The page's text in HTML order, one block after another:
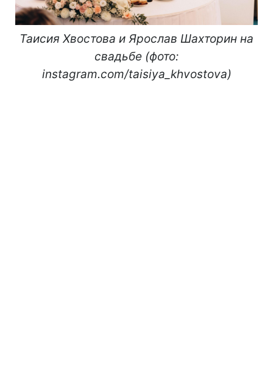
Таисия Хвостова и Ярослав Шахторин на
свадьбе (фото:
instagram.com/taisiya_khvostova)